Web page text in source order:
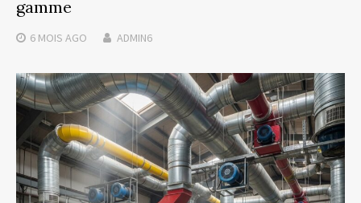
gamme
6 MOIS AGO ADMIN6